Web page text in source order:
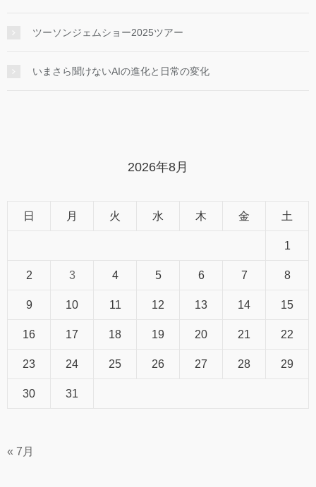
ツーソンジェムショー2025ツアー
いまさら聞けないAIの進化と日常の変化
2026年8月
日 月 火 水 木 金 土
1
2 3 4 5 6 7 8
9 10 11 12 13 14 15
16 17 18 19 20 21 22
23 24 25 26 27 28 29
30 31
« 7月